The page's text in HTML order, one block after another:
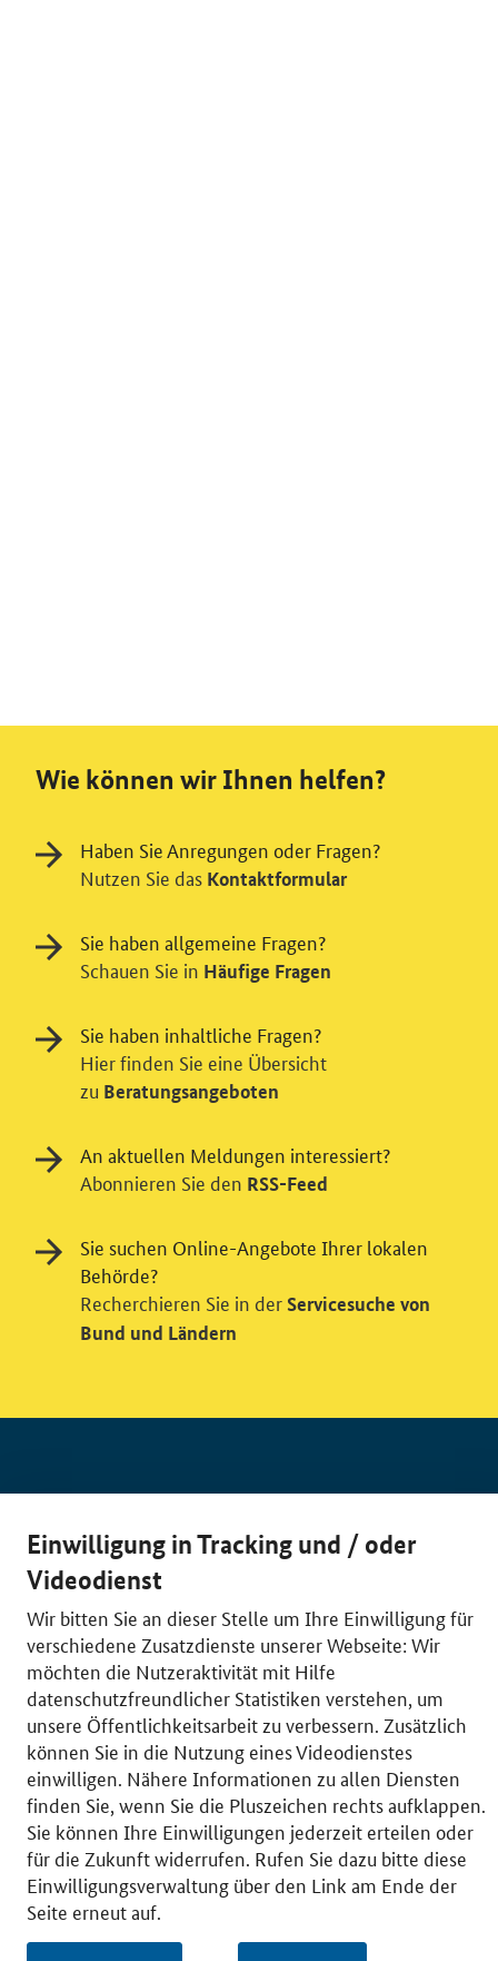
© 2026 Bundesministerium für Wirtschaft und Energie
RSS
Benutzerhinweise
Inhaltsverzeichnis
Impressum
Barrierefreiheit
Einwilligungsverwaltung
Einwilligung in Tracking und / oder
Videodienst
Wir bitten Sie an dieser Stelle um Ihre Einwilligung für
verschiedene Zusatzdienste unserer Webseite: Wir
möchten die Nutzeraktivität mit Hilfe
datenschutzfreundlicher Statistiken verstehen, um
unsere Öffentlichkeitsarbeit zu verbessern. Zusätzlich
können Sie in die Nutzung eines Videodienstes
einwilligen. Nähere Informationen zu allen Diensten
finden Sie, wenn Sie die Pluszeichen rechts aufklappen.
Sie können Ihre Einwilligungen jederzeit erteilen oder
für die Zukunft widerrufen. Rufen Sie dazu bitte diese
Einwilligungsverwaltung über den Link am Ende der
Seite erneut auf.
Wie können wir Ihnen helfen?
Haben Sie Anregungen oder Fragen?
Nutzen Sie das Kontaktformular
Sie haben allgemeine Fragen?
Schauen Sie in Häufige Fragen
Sie haben inhaltliche Fragen?
Hier finden Sie eine Übersicht
zu Beratungsangeboten
An aktuellen Meldungen interessiert?
Abonnieren Sie den RSS-Feed
Sie suchen Online-Angebote Ihrer lokalen
Behörde?
Recherchieren Sie in der Servicesuche von
Bund und Ländern